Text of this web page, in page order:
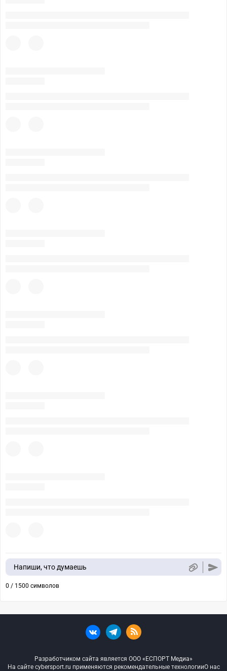
Напиши, что думаешь
0 / 1500 символов
Разработчиком сайта является ООО «ЕСПОРТ Медиа»
На сайте cybersport.ru применяются рекомендательные технологииО нас